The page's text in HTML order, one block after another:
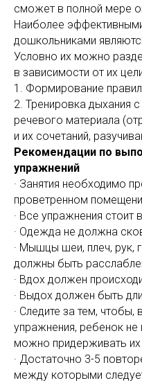
сможет в полной мере
Наиболее
дошкольниками
Условно их можно
в зависимости от их
1. Формирование
2. Тренировка дыхания
речевого материала
и их сочетаний,
Рекомендации по
упражнений
· Занятия необходимо
проветренном
· Все упражнения стоит
· Одежда не должна
· Мышцы шеи, плеч, рук,
должны быть
· Вдох должен
· Выдох должен быть
· Следите за тем,
упражнения, ребенок
можно придерживать
· Достаточно 3-5
между которыми